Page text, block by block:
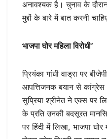
अनावश्यक है। चुनाव के
मुद्दों के बारे में बात करनी
भाजपा घोर महिला विरोधी’
प्रियंका गांधी वाड्रा पर
आपत्तिजनक बयान से कांग्रेस
सुप्रिया श्रीनेत ने एक्स पर
के प्रति उनकी बदसूरत
पर हिंदी में लिखा, भाजपा घोर